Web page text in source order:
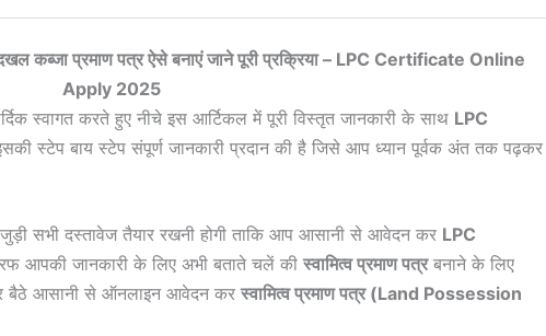
कब्जा प्रमाण पत्र ऐसे बनाएं जाने पूरी प्रक्रिया – LPC Certificate Online
Apply 2025
स्वागत करते हुए नीचे इस आर्टिकल में पूरी विस्तृत जानकारी के साथ LPC
स्टेप बाय स्टेप संपूर्ण जानकारी प्रदान की है जिसे आप ध्यान पूर्वक अंत तक पढ़कर
सभी दस्तावेज तैयार रखनी होगी ताकि आप आसानी से आवेदन कर LPC
आपकी जानकारी के लिए अभी बताते चलें की स्वामित्व प्रमाण पत्रबनाने के लिए
बैठे आसानी से ऑनलाइन आवेदन कर स्वामित्व प्रमाण पत्र (Land Possession